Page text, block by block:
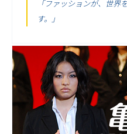
「ファッションが、世
す。」